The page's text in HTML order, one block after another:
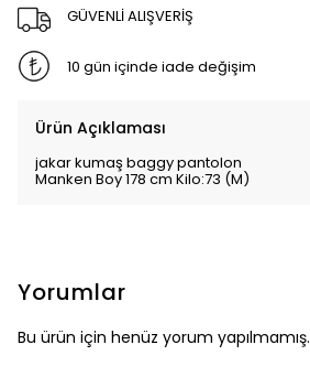
GÜVENLİ ALIŞVERİŞ
10 gün içinde iade değişim
Ürün Açıklaması
jakar kumaş baggy pantolon
Manken Boy 178 cm Kilo:73 (M)
Yorumlar
Bu ürün için henüz yorum yapılmamış.